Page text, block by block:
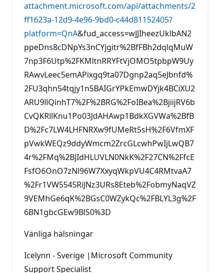
attachment.microsoft.com/api/attachments/2
ff1623a-12d9-4e96-9bd0-c44d81152405?
platform=QnA&fud_access=wJJIheezUklbAN2
ppeDns8cDNpYs3nCYjgitr%2BfFBh2dqlqMuW
7np3F6Utp%2FKMltnRRYFtVjOMO5tpbpW9Uy
RAwvLeec5emAPixgq9ta07Dgnp2aq5eJbnfd%
2FU3qhn54tqjy1n5BAIGrYPkEmwDYjk4BCiXU2
ARU9llQinhT7%2F%2BRG%2FoIBea%2BjiijRV6b
CvQKRllKnu1Po03JdAHAwp1BdkXGVWa%2BfB
D%2Fc7LW4LHFNRXw9fUMeRt5sH%2F6VfmXF
pVwkWEQz9ddyWmcm2ZrcGLcwhPwIjLwQB7
4r%2FMq%2BJIdHLUVLN0NkK%2F27CN%2FfcE
FsfO6OnO7zNl96W7XxyqWkpVU4C4RMtvaA7
%2Fr1VW5545RiJNz3URs8Eteb%2FobmyNaqVZ
9VEMhGe6qK%2BGsC0WZykQc%2FBLYL3g%2F
6BN1gbcGEw9Bl50%3D
Vänliga hälsningar
Icelynn - Sverige |Microsoft Community
Support Specialist